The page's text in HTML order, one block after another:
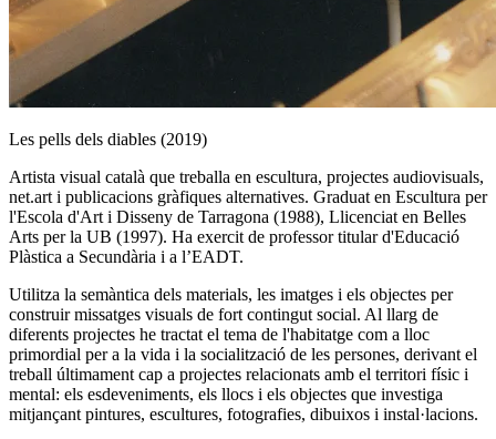
Les pells dels diables (2019)
Artista visual català que treballa en escultura, projectes audiovisuals,
net.art i publicacions gràfiques alternatives. Graduat en Escultura per
l'Escola d'Art i Disseny de Tarragona (1988), Llicenciat en Belles
Arts per la UB (1997). Ha exercit de professor titular d'Educació
Plàstica a Secundària i a l’EADT.
Utilitza la semàntica dels materials, les imatges i els objectes per
construir missatges visuals de fort contingut social. Al llarg de
diferents projectes he tractat el tema de l'habitatge com a lloc
primordial per a la vida i la socialització de les persones, derivant el
treball últimament cap a projectes relacionats amb el territori físic i
mental: els esdeveniments, els llocs i els objectes que investiga
mitjançant pintures, escultures, fotografies, dibuixos i instal·lacions.